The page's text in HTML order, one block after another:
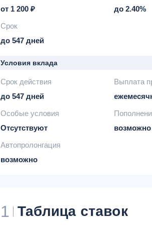
от 1 200 ₽
до 2.40%
Срок
до 547 дней
Условия вклада
Срок действия
до 547 дней
Выплата
Особые условия
Отсутствуют
Автопролонгация
возможно
1 Таблица ставок